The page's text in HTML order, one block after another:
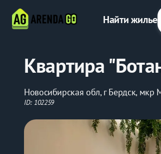
Найти жилье
Квартира
Новосибирская обл, г Бердск, мкр
ID: 102259